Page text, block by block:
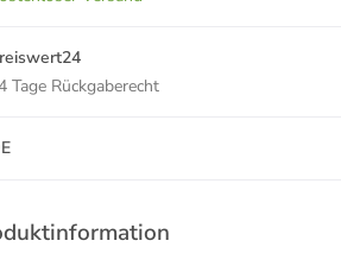
Tage Rückgaberecht